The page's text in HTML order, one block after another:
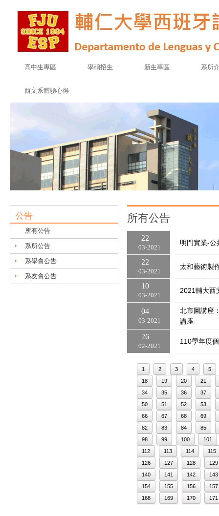
高中生專區 學碩招生 新生專區 系所
西文系體驗心得
公告
所有公告
系所公告
系學會公告
系友會公告
所有公告
03 2021
22
明門實業-公
03 2021
22
太和藝術製
03 2021
10
2021輔大西
03 2021
04
北市圖講座
講座
02 2021
26
110學年度
1 2 3 4
5
18
19 20
21
34
35 36
37
50
51 52
53
66
67 68
69
82
83 84
85
98
99 100
101
112
113 114
115
126
127 128
129
140
141 142
143
154
155 156
157
168
169 170 171